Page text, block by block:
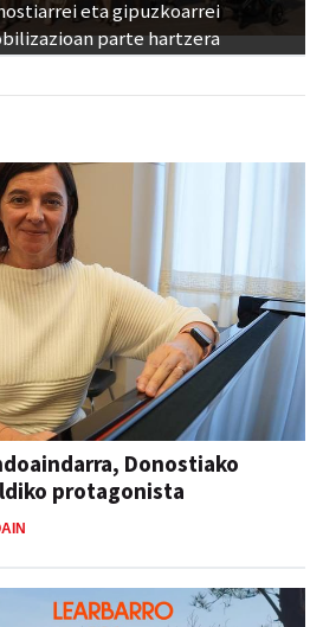
eta gipuzkoarrei
parte hartzera
Donostiako
protagonista